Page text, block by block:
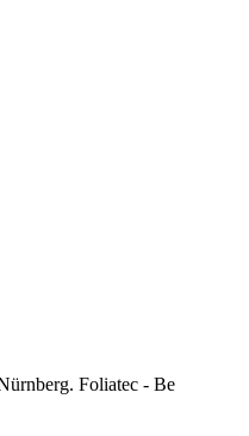
Foliatec - Be